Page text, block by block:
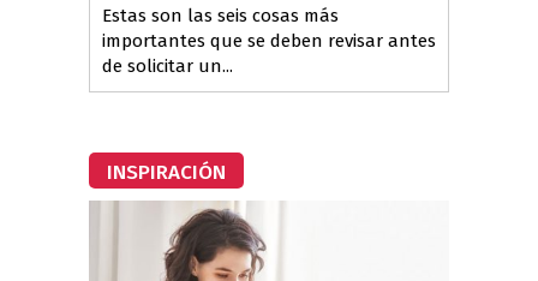
Estas son las seis cosas más
importantes que se deben revisar antes
de solicitar un...
INSPIRACIÓN